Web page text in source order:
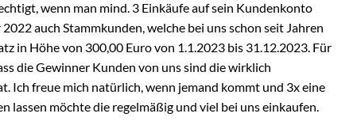
wenn man mind. 3 Einkäufe auf sein Kundenkonto
auch Stammkunden, welche bei uns schon seit Jahren
in Höhe von 300,00 Euro von 1.1.2023 bis 31.12.2023. Für
die Gewinner Kunden von uns sind die wirklich
Ich freue mich natürlich, wenn jemand kommt und 3x eine
lassen möchte die regelmäßig und viel bei uns einkaufen.